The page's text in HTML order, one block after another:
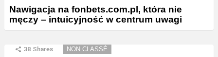
Nawigacja na fonbets.com.pl, która nie
męczy – intuicyjność w centrum uwagi
38 Shares NON CLASSÉ